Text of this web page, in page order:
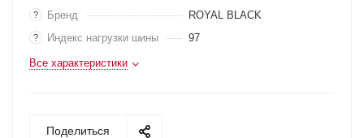
? Бренд ROYAL BLACK
? Индекс нагрузки шины 97
Все характеристики
Поделиться